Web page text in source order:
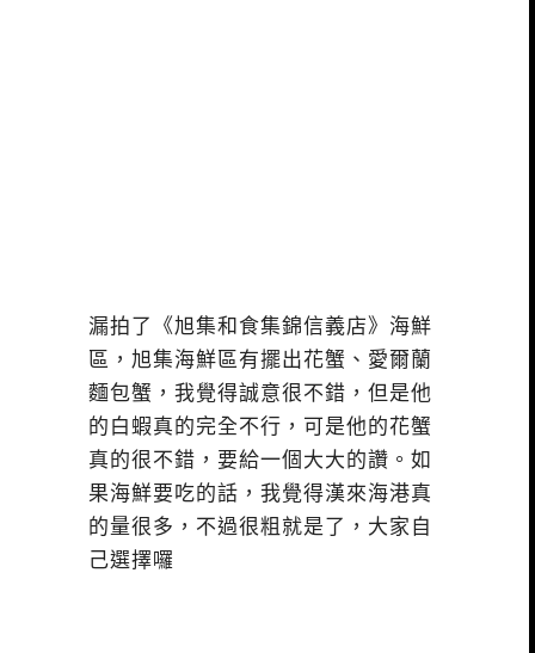
漏拍了《旭集和食集錦信義店》海鮮
區，旭集海鮮區有擺出花蟹、愛爾蘭
麵包蟹，我覺得誠意很不錯，但是他
的白蝦真的完全不行，可是他的花蟹
真的很不錯，要給一個大大的讚。如
果海鮮要吃的話，我覺得漢來海港真
的量很多，不過很粗就是了，大家自
己選擇囉